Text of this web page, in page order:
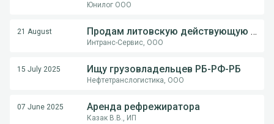
Юнилог ООО
21 August Продам литовскую действующую компанию
Интранс-Сервис, ООО
15 July 2025 Ищу грузовладельцев РБ-РФ-РБ
Нефтетранслогистика, ООО
07 June 2025 Аренда рефрежиратора
Казак В.В., ИП